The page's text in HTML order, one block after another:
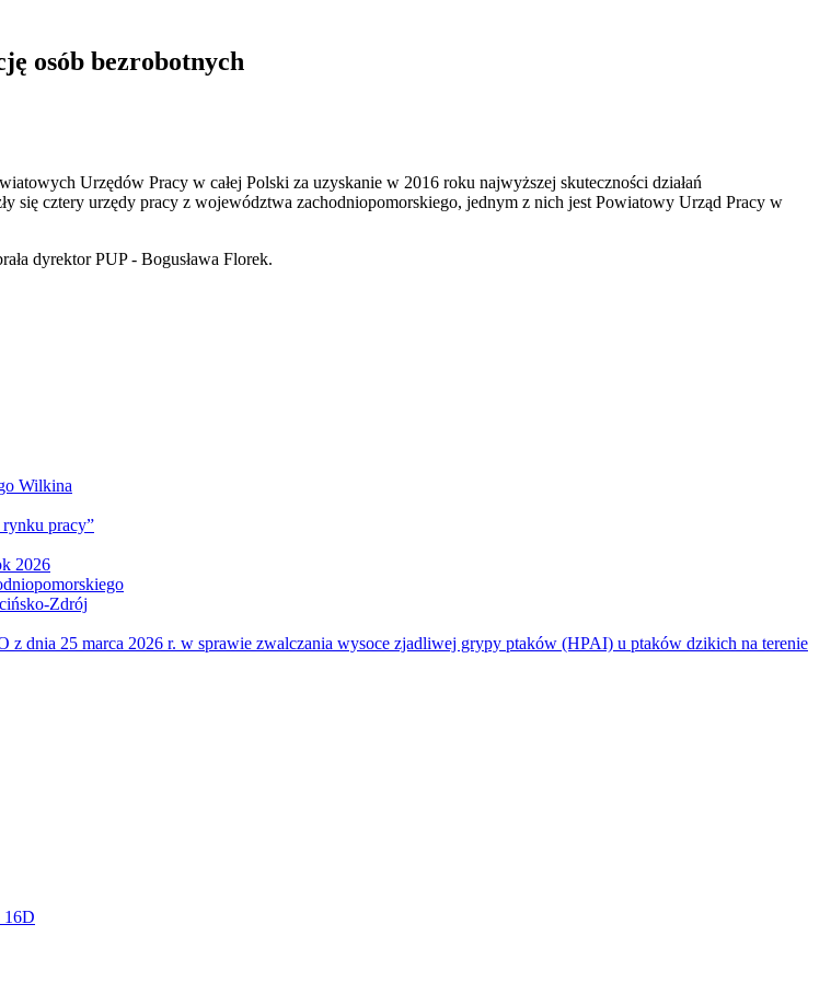
osób bezrobotnych
Urzędów Pracy w całej Polski za uzyskanie w 2016 roku najwyższej skuteczności działań
się cztery urzędy pracy z województwa zachodniopomorskiego, jednym z nich jest Powiatowy Urząd Pracy w
dyrektor PUP - Bogusława Florek.
Wilkina
pracy”
2026
Zdrój
25 marca 2026 r. w sprawie zwalczania wysoce zjadliwej grypy ptaków (HPAI) u ptaków dzikich na terenie